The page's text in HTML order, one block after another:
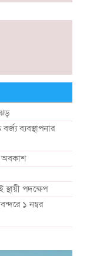
ব্যবস্থাপনার
অবকাশ
স্থায়ী পদক্ষেপ
১ নম্বর
আকাশও মেঘলা